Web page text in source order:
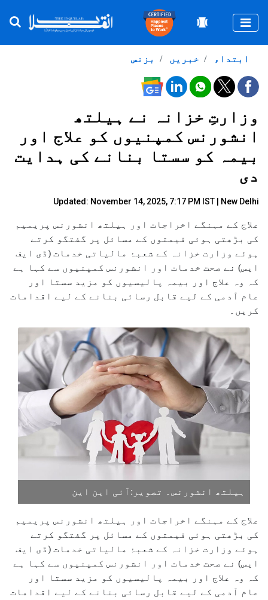
بزنس خبریں ابتداء
وزارتِ خزانہ نے ہیلتھ
انشورنس کمپنیوں کو علاج اور
بیمہ کو سستا بنانے کی ہدایت
دی
Updated: November 14, 2025, 7:17 PM IST | New Delhi
علاج کے مہنگے اخراجات اور ہیلتھ انشورنس پریمیم
کی بڑھتی ہوئی قیمتوں کے مسائل پر گفتگو کرتے
ہوئے وزارت خزانہ کے شعبۂ مالیاتی خدمات (ڈی ایف
ایس) نے صحت خدمات اور انشورنس کمپنیوں سے کہا ہے
کہ وہ علاج اور بیمہ پالیسیوں کو مزید سستا اور
عام آدمی کے لیے قابل رسائی بنانے کے لیے اقدامات
کریں۔
ہیلتھ انشورنس۔ تصویر:آئی این این
علاج کے مہنگے اخراجات اور ہیلتھ انشورنس پریمیم
کی بڑھتی ہوئی قیمتوں کے مسائل پر گفتگو کرتے
ہوئے وزارت خزانہ کے شعبۂ مالیاتی خدمات (ڈی ایف
ایس) نے صحت خدمات اور انشورنس کمپنیوں سے کہا ہے
کہ وہ علاج اور بیمہ پالیسیوں کو مزید سستا اور
عام آدمی کے لیے قابل رسائی بنانے کے لیے اقدامات